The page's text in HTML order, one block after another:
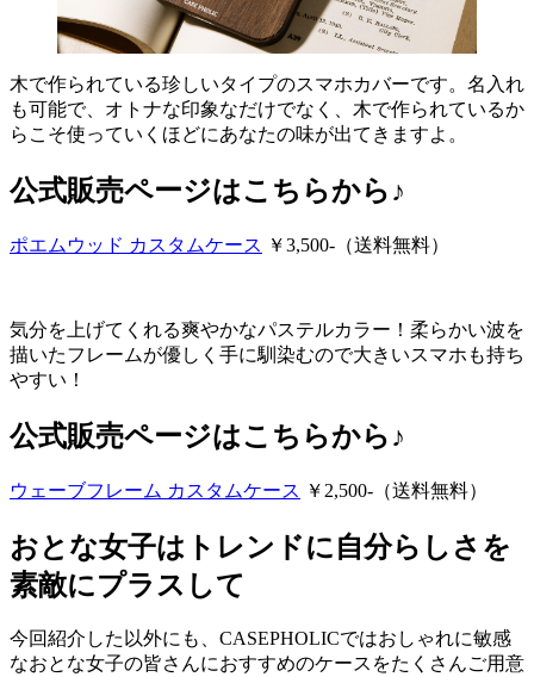
木で作られている珍しいタイプのスマホカバーです。名入れ
も可能で、オトナな印象なだけでなく、木で作られているか
らこそ使っていくほどにあなたの味が出てきますよ。
公式販売ページはこちらから♪
ポエムウッド カスタムケース ￥3,500-（送料無料）
気分を上げてくれる爽やかなパステルカラー！柔らかい波を
描いたフレームが優しく手に馴染むので大きいスマホも持ち
やすい！
公式販売ページはこちらから♪
ウェーブフレーム カスタムケース ￥2,500-（送料無料）
おとな女子はトレンドに自分らしさを
素敵にプラスして
今回紹介した以外にも、CASEPHOLICではおしゃれに敏感
なおとな女子の皆さんにおすすめのケースをたくさんご用意